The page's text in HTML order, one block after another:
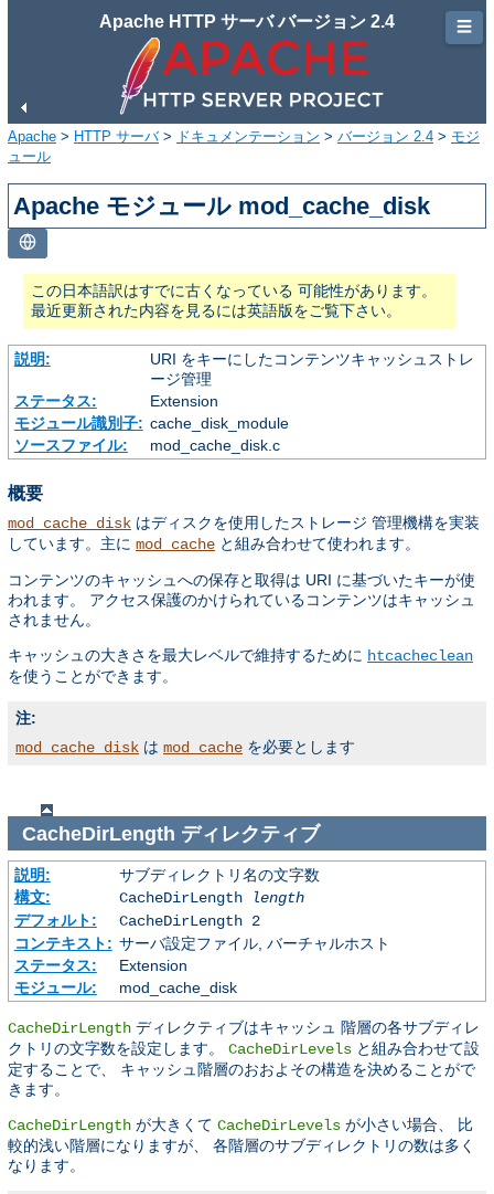
Apache HTTP サーバ バージョン 2.4
Apache > HTTP サーバ> ドキュメンテーション > バージョン 2.4 > モジ
ュール
Apache モジュール mod_cache_disk
この日本語訳はすでに古くなっている 可能性があります。
最近更新された内容を見るには英語版をご覧下さい。
説明:
URI をキーにしたコンテンツキャッシュストレ
ージ管理
ステータス:
Extension
モジュール識別子: cache_disk_module
ソースファイル:
mod_cache_disk.c
概要
mod_cache_disk はディスクを使用したストレージ 管理機構を実装
しています。主に mod_cache と組み合わせて使われます。
コンテンツのキャッシュへの保存と取得は URI に基づいたキーが使
われます。 アクセス保護のかけられているコンテンツはキャッシュ
されません。
キャッシュの大きさを最大レベルで維持するために htcacheclean
を使うことができます。
注:
mod_cache_disk は mod_cache を必要とします
CacheDirLength ディレクティブ
説明:
サブディレクトリ名の文字数
構文:
CacheDirLength
length
デフォルト:
CacheDirLength 2
コンテキスト: サーバ設定ファイル, バーチャルホスト
ステータス:
Extension
モジュール:
mod_cache_disk
CacheDirLength ディレクティブはキャッシュ 階層の各サブディレ
クトリの文字数を設定します。 CacheDirLevels と組み合わせて設
定することで、 キャッシュ階層のおおよその構造を決めることがで
きます。
CacheDirLength が大きくて CacheDirLevels が小さい場合、 比
較的浅い階層になりますが、 各階層のサブディレクトリの数は多く
なります。
☰